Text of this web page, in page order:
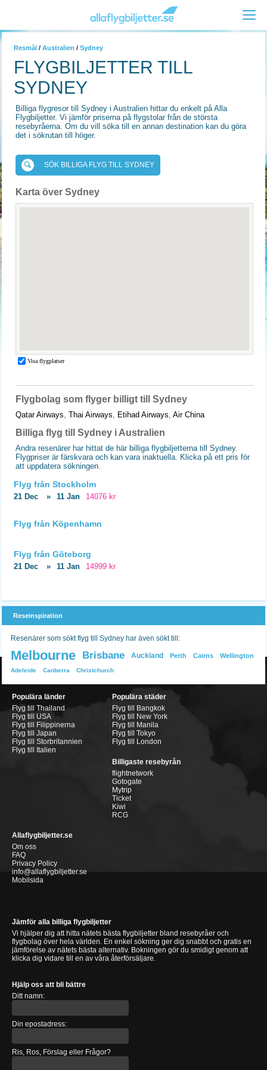
Resmål / Australien / Sydney
FLYGBILJETTER TILL
SYDNEY
Billiga flygresor till Sydney i Australien hittar du enkelt på Alla
Flygbiljetter. Vi jämför priserna på flygstolar från de största
resebyråerna. Om du vill söka till en annan destination kan du göra
det i sökrutan till höger.
SÖK BILLIGA FLYG TILL SYDNEY
Karta över Sydney
Flygbolag som flyger billigt till Sydney
Qatar Airways, Thai Airways, Etihad Airways, Air China
Billiga flyg till Sydney i Australien
Andra resenärer har hittat de här billiga flygbiljetterna till Sydney.
Flygpriser är färskvara och kan vara inaktuella. Klicka på ett pris för
att uppdatera sökningen.
Flyg från Stockholm
21 Dec » 11 Jan 14076 kr
Flyg från Köpenhamn
Flyg från Göteborg
21 Dec » 11 Jan 14999 kr
Reseinspiration
Resenärer som sökt flyg till Sydney har även sökt till:
Melbourne Brisbane Auckland Perth Cairns Wellington
Adeleide Canberra Christchurch
Populära länder
Flyg till Thailand
Flyg till USA
Flyg till Filippinerna
Flyg till Japan
Flyg till Storbritannien
Flyg till Italien
Populära städer
Flyg till Bangkok
Flyg till New York
Flyg till Manila
Flyg till Tokyo
Flyg till London
Billigaste resebyrån
flightnetwork
Gotogate
Mytrip
Ticket
Kiwi
RCG
Allaflygbiljetter.se
Om oss
FAQ
Privacy Policy
info@allaflygbiljetter.se
Mobilsida
Jämför alla billiga flygbiljetter
Vi hjälper dig att hitta nätets bästa flygbiljetter bland resebyråer och
flygbolag över hela världen. En enkel sökning ger dig snabbt och gratis en
jämförelse av nätets bästa alternativ. Bokningen gör du smidigt genom att
klicka dig vidare till en av våra återförsäljare.
Hjälp oss att bli bättre
Ditt namn:
Din epostadress:
Ris, Ros, Förslag eller Frågor?